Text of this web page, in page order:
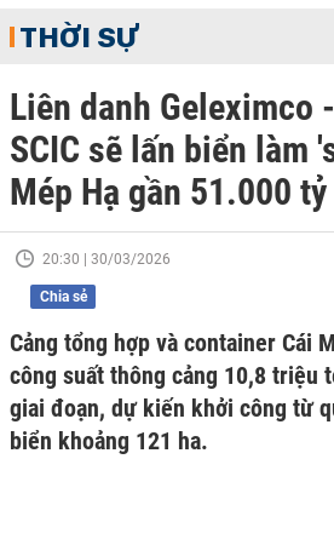
THỜI SỰ
Liên danh Geleximco
SCIC sẽ lấn biển làm
Mép Hạ gần 51.000
20:30 | 30/03/2026
Chia sẻ
Cảng tổng hợp và container Cái
công suất thông cảng 10,8 triệu
giai đoạn, dự kiến khởi công từ
biển khoảng 121 ha.